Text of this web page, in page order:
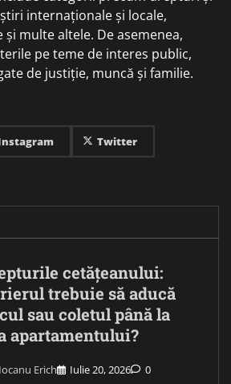
internaționale și locale,
multe altele. De asemenea,
pe teme de interes public,
de justiție, muncă și familie.
Twitter
cetățeanului:
trebuie să aducă
sau coletul până la
apartamentului?
Erich Iulie 20, 2026 0